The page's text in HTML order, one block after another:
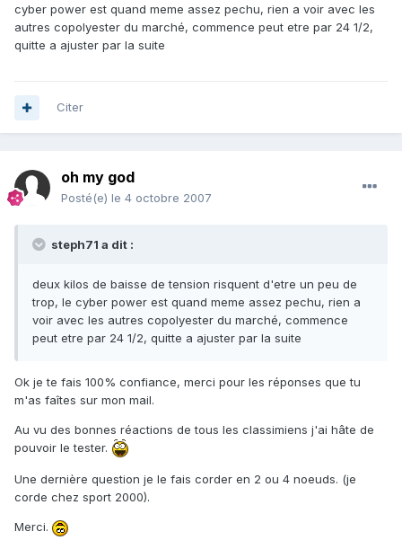
cyber power est quand meme assez pechu, rien a voir avec les
autres copolyester du marché, commence peut etre par 24 1/2,
quitte a ajuster par la suite
Citer
oh my god
Posté(e) le 4 octobre 2007
steph71 a dit :
deux kilos de baisse de tension risquent d'etre un peu de
trop, le cyber power est quand meme assez pechu, rien a
voir avec les autres copolyester du marché, commence
peut etre par 24 1/2, quitte a ajuster par la suite
Ok je te fais 100% confiance, merci pour les réponses que tu
m'as faîtes sur mon mail.
Au vu des bonnes réactions de tous les classimiens j'ai hâte de
pouvoir le tester.
Une dernière question je le fais corder en 2 ou 4 noeuds. (je
corde chez sport 2000).
Merci.